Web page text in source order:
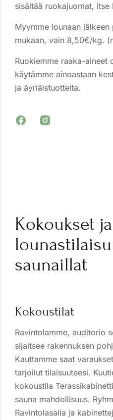
sisältää ruokajuomat,
Myymme lounaan
mukaan, vain 8,50€/kg.
Ruokiemme raaka-aineet
käytämme ainoastaan
ja äyriäistuotteita.
Kokoukset ja
saunaillat
Kokoustilat
Ravintolamme, auditorio
sijaitsee rakennuksen
Kauttamme saat
tarjoilut tilaisuuteesi.
kokoustila
sauna mahdollisuus.
Ravintolasalia ja